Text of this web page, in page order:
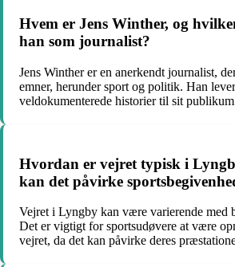
Hvem er Jens Winther, og
han som journalist?
Jens Winther er en anerkendt journalist,
emner, herunder sport og politik. Han
veldokumenterede historier til sit
Hvordan er vejret typisk i
kan det påvirke
Vejret i Lyngby kan være varierende med
Det er vigtigt for sportsudøvere at være
vejret, da det kan påvirke deres